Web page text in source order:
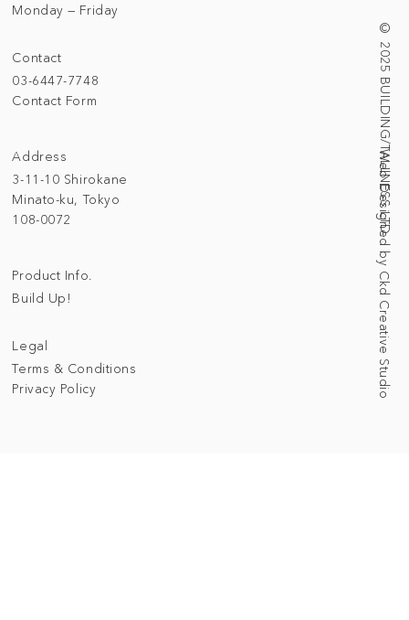
Address
3-11-10 Shirokane
Minato-ku, Tokyo
108-0072
© 2025 BUILDING/TALLNESS LTD.
Web Designed by Ckd Creative Studio
Contact
03-6447-7748
Contact Form
Monday — Friday
Legal
Terms & Conditions
Privacy Policy
Product Info.
Build Up!